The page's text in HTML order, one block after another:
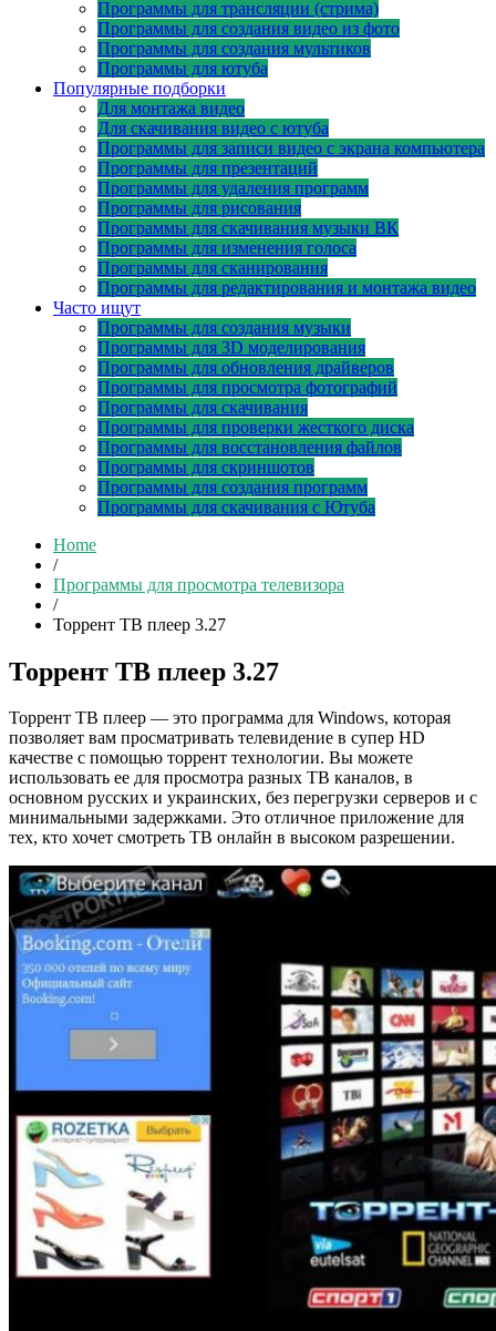
Программы для трансляции (стрима)
Программы для создания видео из фото
Программы для создания мультиков
Программы для ютуба
Популярные подборки
Для монтажа видео
Для скачивания видео с ютуба
Программы для записи видео с экрана компьютера
Программы для презентаций
Программы для удаления программ
Программы для рисования
Программы для скачивания музыки ВК
Программы для изменения голоса
Программы для сканирования
Программы для редактирования и монтажа видео
Часто ищут
Программы для создания музыки
Программы для 3D моделирования
Программы для обновления драйверов
Программы для просмотра фотографий
Программы для скачивания
Программы для проверки жесткого диска
Программы для восстановления файлов
Программы для скриншотов
Программы для создания программ
Программы для скачивания с Ютуба
Home
/
Программы для просмотра телевизора
/
Торрент ТВ плеер 3.27
Торрент ТВ плеер 3.27
Торрент ТВ плеер — это программа для Windows, которая
позволяет вам просматривать телевидение в супер HD
качестве с помощью торрент технологии. Вы можете
использовать ее для просмотра разных ТВ каналов, в
основном русских и украинских, без перегрузки серверов и с
минимальными задержками. Это отличное приложение для
тех, кто хочет смотреть ТВ онлайн в высоком разрешении.